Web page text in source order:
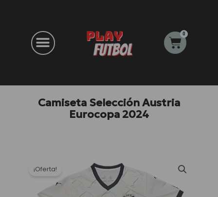
0
Carrito
Camiseta Selección Austria
Eurocopa 2024
¡Oferta!